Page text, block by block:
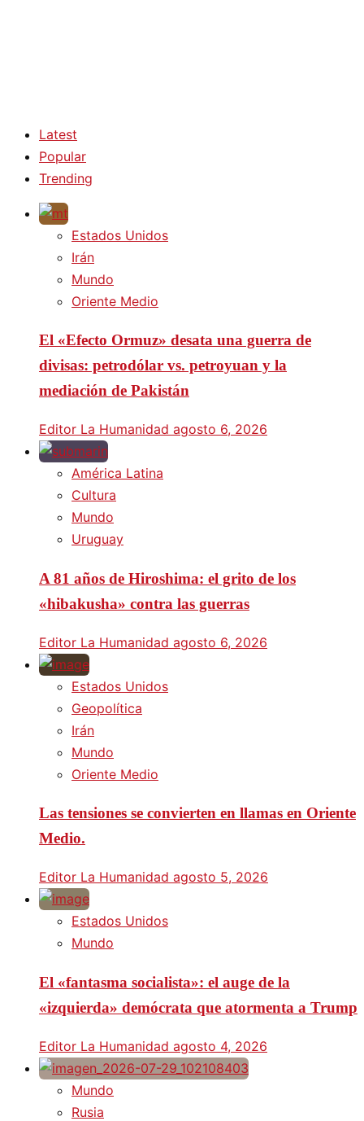
Latest
Popular
Trending
Estados Unidos
Irán
Mundo
Oriente Medio
El «Efecto Ormuz» desata una guerra de
divisas: petrodólar vs. petroyuan y la
mediación de Pakistán
Editor La Humanidad agosto 6, 2026
América Latina
Cultura
Mundo
Uruguay
A 81 años de Hiroshima: el grito de los
«hibakusha» contra las guerras
Editor La Humanidad agosto 6, 2026
Estados Unidos
Geopolítica
Irán
Mundo
Oriente Medio
Las tensiones se convierten en llamas en Oriente
Medio.
Editor La Humanidad agosto 5, 2026
Estados Unidos
Mundo
El «fantasma socialista»: el auge de la
«izquierda» demócrata que atormenta a Trump
Editor La Humanidad agosto 4, 2026
Mundo
Rusia